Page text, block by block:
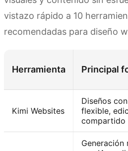
vistazo rápido a 10
recomendadas para diseño
Herramienta Principal
Kimi Websites
Diseños
flexible,
compartido
Generación